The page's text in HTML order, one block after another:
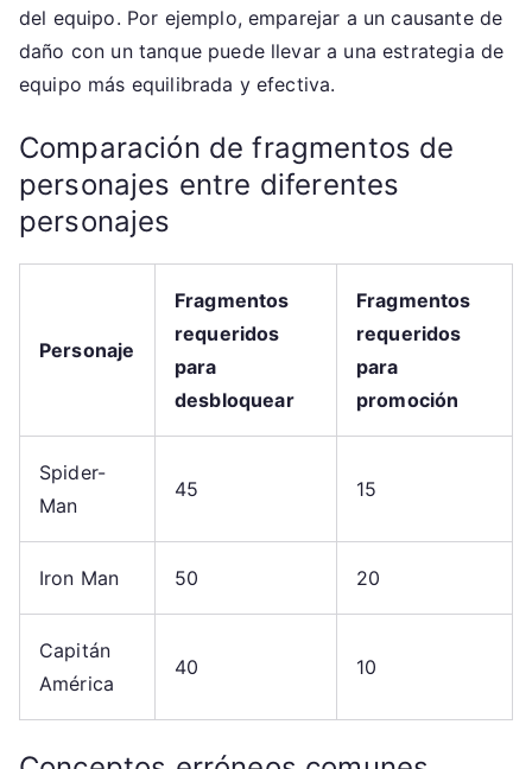
del equipo. Por ejemplo, emparejar a un causante de
daño con un tanque puede llevar a una estrategia de
equipo más equilibrada y efectiva.
Comparación de fragmentos de
personajes entre diferentes
personajes
Personaje
Fragmentos
requeridos
para
desbloquear
Fragmentos
requeridos
para
promoción
Spider-
Man
45 15
Iron Man 50 20
Capitán
América
40 10